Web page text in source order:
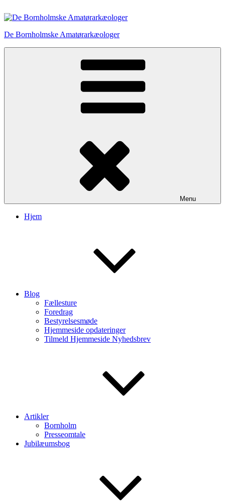
til
De Bornholmske Amatørarkæologer
Menu
Hjem
Blog
Fællesture
Foredrag
Bestyrelsesmøde
Hjemmeside opdateringer
Tilmeld Hjemmeside Nyhedsbrev
Artikler
Bornholm
Presseomtale
Jubilæumsbog